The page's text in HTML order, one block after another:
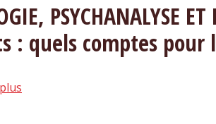
PSYCHANALYSE
: quels comptes pour